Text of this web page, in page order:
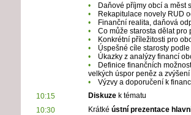
•
Daňové příjmy obcí a měst
•
Rekapitulace novely RUD
•
Finanční realita, daňová
•
Co může starosta dělat pro
•
Konkrétní příležitosti pro
•
Úspešné cíle starosty podle
•
Úkazky z analýzy financí
• Definice finančních
velkých úspor peněz a
• Výzvy a doporučení k
10:15
Diskuzek tématu
10:30
Krátké ústní prezentace